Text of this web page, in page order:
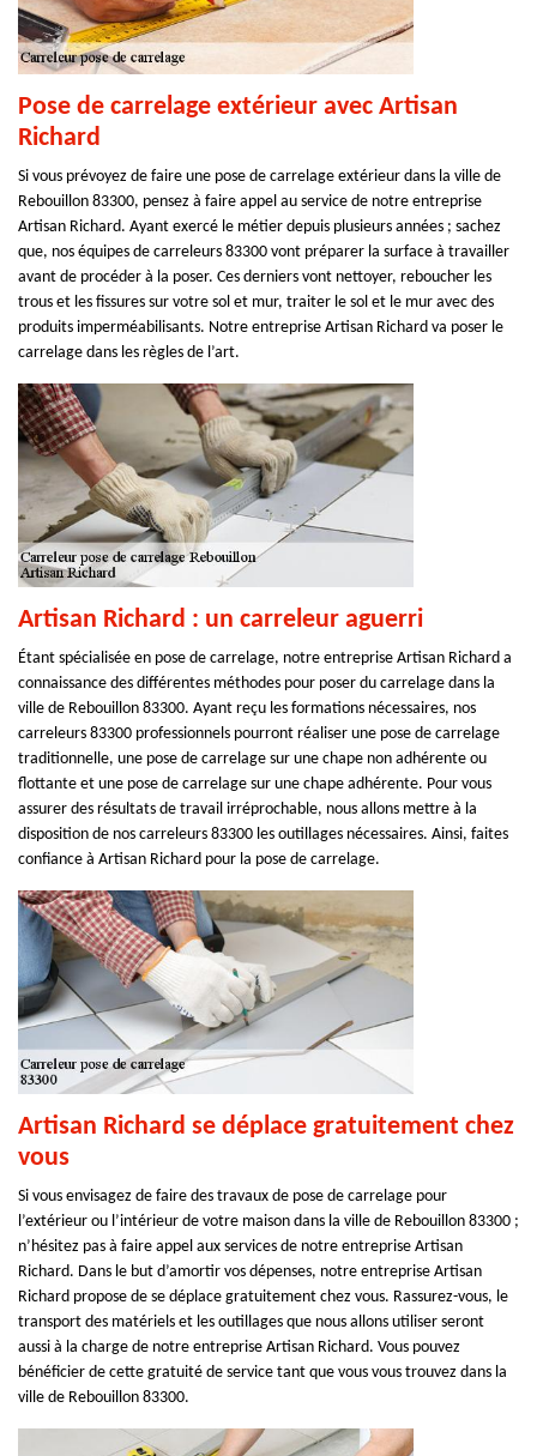
Pose de carrelage extérieur avec Artisan
Richard
Si vous prévoyez de faire une pose de carrelage extérieur dans la ville de
Rebouillon 83300, pensez à faire appel au service de notre entreprise
Artisan Richard. Ayant exercé le métier depuis plusieurs années ; sachez
que, nos équipes de carreleurs 83300 vont préparer la surface à travailler
avant de procéder à la poser. Ces derniers vont nettoyer, reboucher les
trous et les fissures sur votre sol et mur, traiter le sol et le mur avec des
produits imperméabilisants. Notre entreprise Artisan Richard va poser le
carrelage dans les règles de l’art.
Artisan Richard : un carreleur aguerri
Étant spécialisée en pose de carrelage, notre entreprise Artisan Richard a
connaissance des différentes méthodes pour poser du carrelage dans la
ville de Rebouillon 83300. Ayant reçu les formations nécessaires, nos
carreleurs 83300 professionnels pourront réaliser une pose de carrelage
traditionnelle, une pose de carrelage sur une chape non adhérente ou
flottante et une pose de carrelage sur une chape adhérente. Pour vous
assurer des résultats de travail irréprochable, nous allons mettre à la
disposition de nos carreleurs 83300 les outillages nécessaires. Ainsi, faites
confiance à Artisan Richard pour la pose de carrelage.
Artisan Richard se déplace gratuitement chez
vous
Si vous envisagez de faire des travaux de pose de carrelage pour
l’extérieur ou l’intérieur de votre maison dans la ville de Rebouillon 83300 ;
n’hésitez pas à faire appel aux services de notre entreprise Artisan
Richard. Dans le but d’amortir vos dépenses, notre entreprise Artisan
Richard propose de se déplace gratuitement chez vous. Rassurez-vous, le
transport des matériels et les outillages que nous allons utiliser seront
aussi à la charge de notre entreprise Artisan Richard. Vous pouvez
bénéficier de cette gratuité de service tant que vous vous trouvez dans la
ville de Rebouillon 83300.